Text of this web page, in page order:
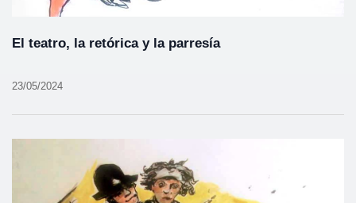
El teatro, la retórica y la parresía
23/05/2024